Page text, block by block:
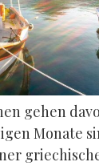
gehen
Monate